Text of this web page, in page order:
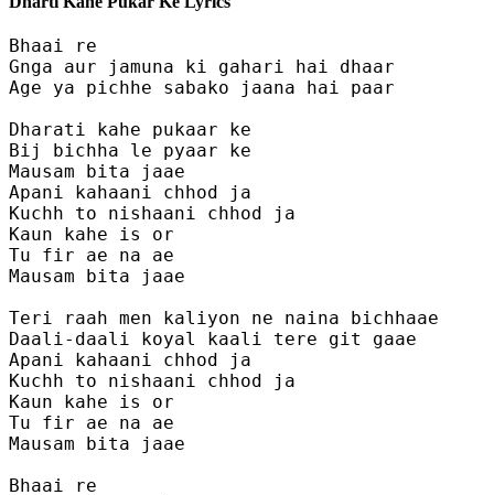
Bhaai re
Gnga aur jamuna ki gahari hai dhaar
Age ya pichhe sabako jaana hai paar
Dharati kahe pukaar ke
Bij bichha le pyaar ke
Mausam bita jaae
Apani kahaani chhod ja
Kuchh to nishaani chhod ja
Kaun kahe is or
Tu fir ae na ae
Mausam bita jaae
Teri raah men kaliyon ne naina bichhaae
Daali-daali koyal kaali tere git gaae
Apani kahaani chhod ja
Kuchh to nishaani chhod ja
Kaun kahe is or
Tu fir ae na ae
Mausam bita jaae
Bhaai re